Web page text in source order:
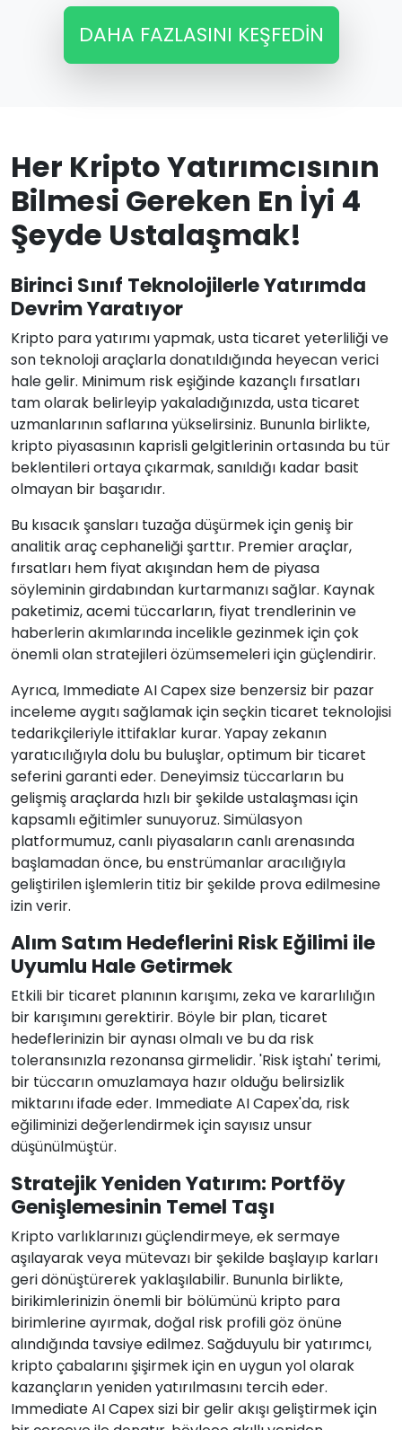
DAHA FAZLASINI KEŞFEDIN
Her Kripto Yatırımcısının
Bilmesi Gereken En İyi 4
Şeyde Ustalaşmak!
Birinci Sınıf Teknolojilerle Yatırımda
Devrim Yaratıyor
Kripto para yatırımı yapmak, usta ticaret yeterliliği ve
son teknoloji araçlarla donatıldığında heyecan verici
hale gelir. Minimum risk eşiğinde kazançlı fırsatları
tam olarak belirleyip yakaladığınızda, usta ticaret
uzmanlarının saflarına yükselirsiniz. Bununla birlikte,
kripto piyasasının kaprisli gelgitlerinin ortasında bu tür
beklentileri ortaya çıkarmak, sanıldığı kadar basit
olmayan bir başarıdır.
Bu kısacık şansları tuzağa düşürmek için geniş bir
analitik araç cephaneliği şarttır. Premier araçlar,
fırsatları hem fiyat akışından hem de piyasa
söyleminin girdabından kurtarmanızı sağlar. Kaynak
paketimiz, acemi tüccarların, fiyat trendlerinin ve
haberlerin akımlarında incelikle gezinmek için çok
önemli olan stratejileri özümsemeleri için güçlendirir.
Ayrıca, Immediate AI Capex size benzersiz bir pazar
inceleme aygıtı sağlamak için seçkin ticaret teknolojisi
tedarikçileriyle ittifaklar kurar. Yapay zekanın
yaratıcılığıyla dolu bu buluşlar, optimum bir ticaret
seferini garanti eder. Deneyimsiz tüccarların bu
gelişmiş araçlarda hızlı bir şekilde ustalaşması için
kapsamlı eğitimler sunuyoruz. Simülasyon
platformumuz, canlı piyasaların canlı arenasında
başlamadan önce, bu enstrümanlar aracılığıyla
geliştirilen işlemlerin titiz bir şekilde prova edilmesine
izin verir.
Alım Satım Hedeflerini Risk Eğilimi ile
Uyumlu Hale Getirmek
Etkili bir ticaret planının karışımı, zeka ve kararlılığın
bir karışımını gerektirir. Böyle bir plan, ticaret
hedeflerinizin bir aynası olmalı ve bu da risk
toleransınızla rezonansa girmelidir. 'Risk iştahı' terimi,
bir tüccarın omuzlamaya hazır olduğu belirsizlik
miktarını ifade eder. Immediate AI Capex'da, risk
eğiliminizi değerlendirmek için sayısız unsur
düşünülmüştür.
Stratejik Yeniden Yatırım: Portföy
Genişlemesinin Temel Taşı
Kripto varlıklarınızı güçlendirmeye, ek sermaye
aşılayarak veya mütevazı bir şekilde başlayıp karları
geri dönüştürerek yaklaşılabilir. Bununla birlikte,
birikimlerinizin önemli bir bölümünü kripto para
birimlerine ayırmak, doğal risk profili göz önüne
alındığında tavsiye edilmez. Sağduyulu bir yatırımcı,
kripto çabalarını şişirmek için en uygun yol olarak
kazançların yeniden yatırılmasını tercih eder.
Immediate AI Capex sizi bir gelir akışı geliştirmek için